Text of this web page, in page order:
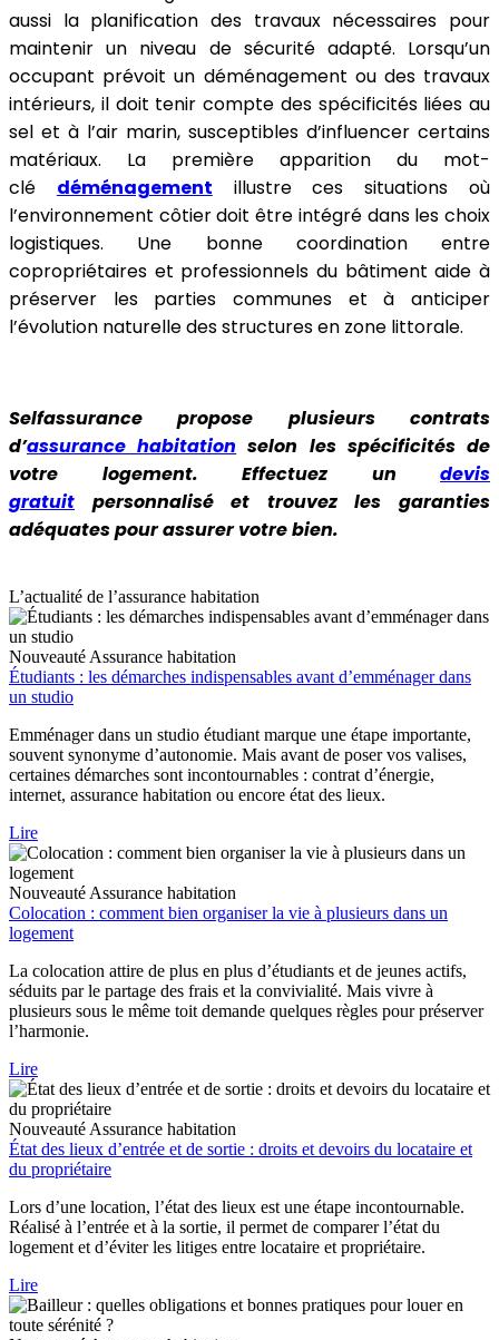
aussi la planification des travaux nécessaires pour
maintenir un niveau de sécurité adapté. Lorsqu’un
occupant prévoit un déménagement ou des travaux
intérieurs, il doit tenir compte des spécificités liées au
sel et à l’air marin, susceptibles d’influencer certains
matériaux. La première apparition du mot-
clé déménagement illustre ces situations où
l’environnement côtier doit être intégré dans les choix
logistiques. Une bonne coordination entre
copropriétaires et professionnels du bâtiment aide à
préserver les parties communes et à anticiper
l’évolution naturelle des structures en zone littorale.
Selfassurance propose plusieurs contrats
d’assurance habitation selon les spécificités de
votre logement. Effectuez un devis
gratuit personnalisé et trouvez les garanties
adéquates pour assurer votre bien.
L’actualité de l’assurance habitation
Nouveauté Assurance habitation
Étudiants : les démarches indispensables avant d’emménager dans
un studio
Emménager dans un studio étudiant marque une étape importante,
souvent synonyme d’autonomie. Mais avant de poser vos valises,
certaines démarches sont incontournables : contrat d’énergie,
internet, assurance habitation ou encore état des lieux.
Lire
Nouveauté Assurance habitation
Colocation : comment bien organiser la vie à plusieurs dans un
logement
La colocation attire de plus en plus d’étudiants et de jeunes actifs,
séduits par le partage des frais et la convivialité. Mais vivre à
plusieurs sous le même toit demande quelques règles pour préserver
l’harmonie.
Lire
Nouveauté Assurance habitation
État des lieux d’entrée et de sortie : droits et devoirs du locataire et
du propriétaire
Lors d’une location, l’état des lieux est une étape incontournable.
Réalisé à l’entrée et à la sortie, il permet de comparer l’état du
logement et d’éviter les litiges entre locataire et propriétaire.
Lire